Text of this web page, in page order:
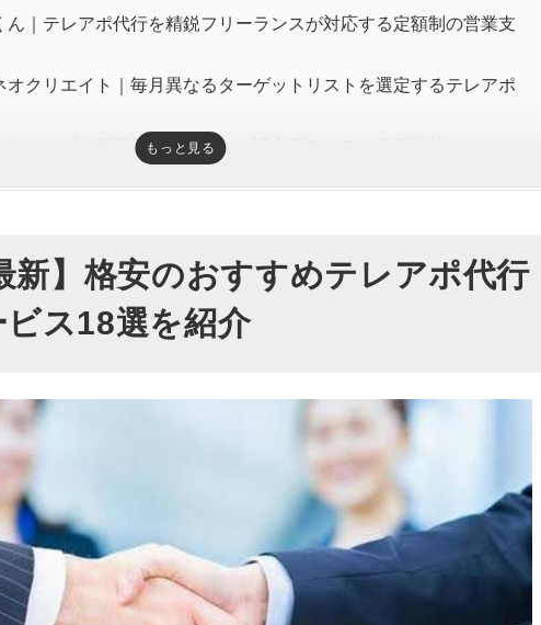
ん｜テレアポ代行を精鋭フリーランスが対応する定額制の営業支
オクリエイト｜毎月異なるターゲットリストを選定するテレアポ
クイップ｜業界最安値のコール課金型テレアポ代行会社
｜成功事例が数多く掲載されているテレアポ代行会社
会社｜Webで依頼できる営業リスト作成・テレアポ代行が人気
会社
プロジェクト｜16年以上の実績があるテレアポ代行会社
イク株式会社｜関税成果報酬型のテレアポ代行会社
イランド・ブレイン｜BtoBのアポイント獲得に特化したテレア
グロス｜確度の高いアポイントを獲得してくれるテレアポ代行
ミットメントホールディングス｜アポ返品制度があるテレアポ代
もっと見る
新】格安のおすすめテレアポ代行
ス18選を紹介